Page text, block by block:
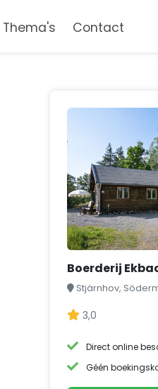
Thema's Contact
Boerderij
Stjärnhov,
3,0
Direct online
Géén